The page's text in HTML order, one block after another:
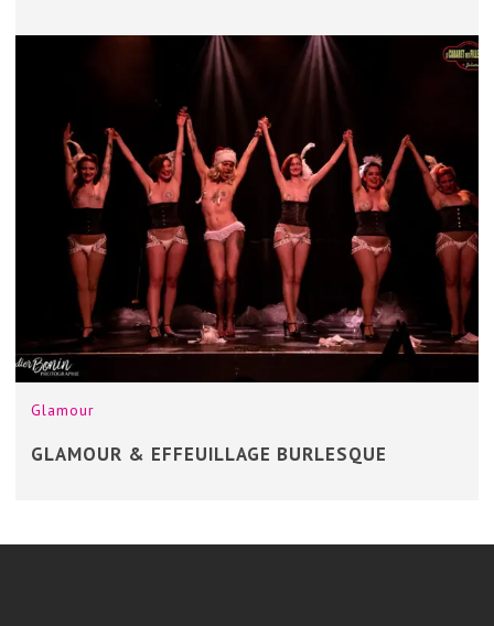
Glamour
GLAMOUR & EFFEUILLAGE BURLESQUE